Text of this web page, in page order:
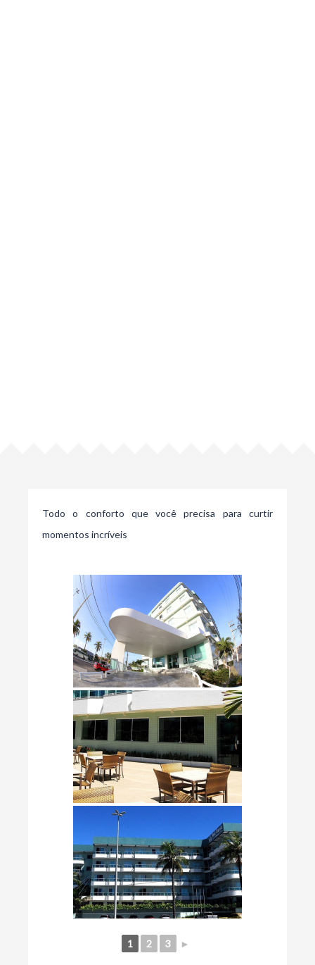
Todo o conforto que você precisa para curtir
momentos incríveis
1 2 3 ►